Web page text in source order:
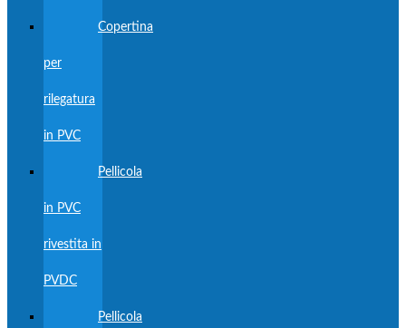
Copertina
per
rilegatura
in PVC
Pellicola
in PVC
rivestita in
PVDC
Pellicola